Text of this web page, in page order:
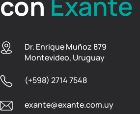
Dr. Enrique Muñoz 879
Montevideo, Uruguay
(+598) 2714 7548
exante@exante.com.uy